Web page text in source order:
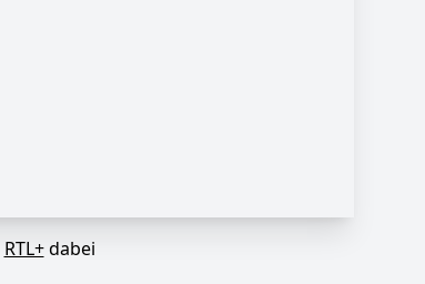
RTL+dabei